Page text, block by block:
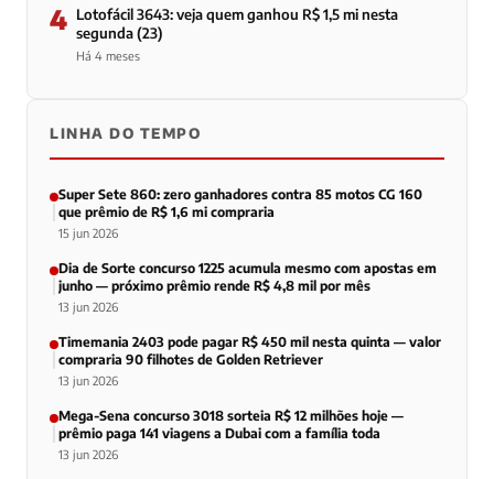
4 Lotofácil 3643: veja quem ganhou R$ 1,5 mi nesta
segunda (23)
Há 4 meses
LINHA DO TEMPO
Super Sete 860: zero ganhadores contra 85 motos CG 160
que prêmio de R$ 1,6 mi compraria
15 jun 2026
Dia de Sorte concurso 1225 acumula mesmo com apostas em
junho — próximo prêmio rende R$ 4,8 mil por mês
13 jun 2026
Timemania 2403 pode pagar R$ 450 mil nesta quinta — valor
compraria 90 filhotes de Golden Retriever
13 jun 2026
Mega-Sena concurso 3018 sorteia R$ 12 milhões hoje —
prêmio paga 141 viagens a Dubai com a família toda
13 jun 2026